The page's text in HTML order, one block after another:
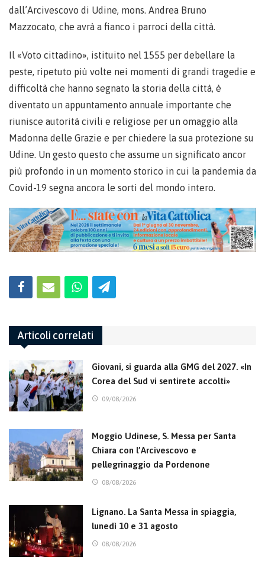
dall’Arcivescovo di Udine, mons. Andrea Bruno
Mazzocato, che avrà a fianco i parroci della città.
Il «Voto cittadino», istituito nel 1555 per debellare la
peste, ripetuto più volte nei momenti di grandi tragedie e
difficoltà che hanno segnato la storia della città, è
diventato un appuntamento annuale importante che
riunisce autorità civili e religiose per un omaggio alla
Madonna delle Grazie e per chiedere la sua protezione su
Udine. Un gesto questo che assume un significato ancor
più profondo in un momento storico in cui la pandemia da
Covid-19 segna ancora le sorti del mondo intero.
Articoli correlati
Giovani, si guarda alla GMG del 2027. «In
Corea del Sud vi sentirete accolti»
09/08/2026
Moggio Udinese, S. Messa per Santa
Chiara con l’Arcivescovo e
pellegrinaggio da Pordenone
08/08/2026
Lignano. La Santa Messa in spiaggia,
lunedì 10 e 31 agosto
08/08/2026